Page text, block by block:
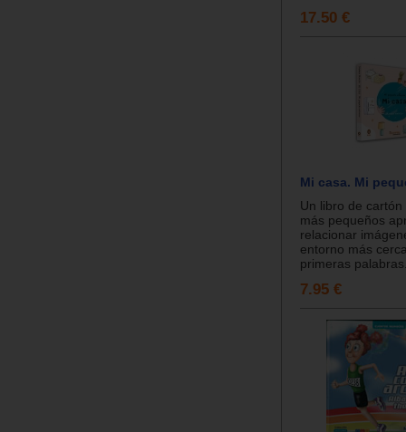
17.50 €
Mi casa. Mi
Un libro de
más pequeños
relacionar
entorno más
primeras
7.95 €